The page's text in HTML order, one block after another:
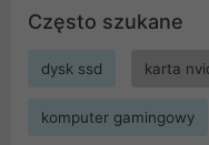
Często szukane
dysk ssd karta
komputer gamingowy